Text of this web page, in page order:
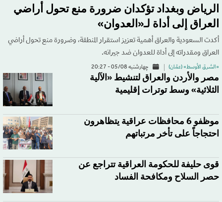
الرياض وبغداد تؤكدان ضرورة منع تحول أراضي
العراق إلى أداة لـ«العدوان»
أكدت السعودية والعراق أهمية تعزيز استقرار المنطقة، وضرورة منع تحول أراضي
العراق ومقدراته إلى أداة للعدوان ضد جيرانه.
«الشرق الأوسط» (عمّان) چهارشنبه 05/08 - 20:27
مصر والأردن والعراق لتنشيط «الآلية
الثلاثية» وسط توترات إقليمية
موظفو 6 محافظات عراقية يتظاهرون
احتجاجاً على تأخر مرتباتهم
قوى حليفة للحكومة العراقية تتراجع عن
حصر السلاح ومكافحة الفساد